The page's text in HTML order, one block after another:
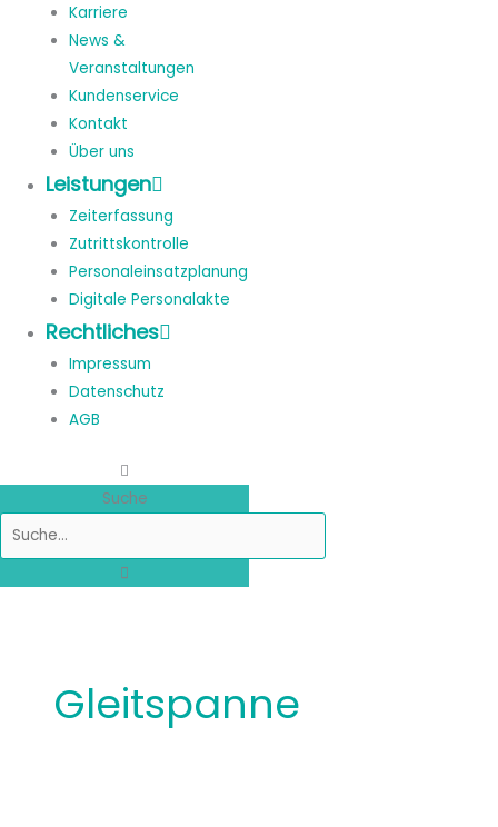
Karriere
News &
Veranstaltungen
Kundenservice
Kontakt
Über uns
Leistungen
Zeiterfassung
Zutrittskontrolle
Personaleinsatzplanung
Digitale Personalakte
Rechtliches
Impressum
Datenschutz
AGB
Suche
Gleitspanne